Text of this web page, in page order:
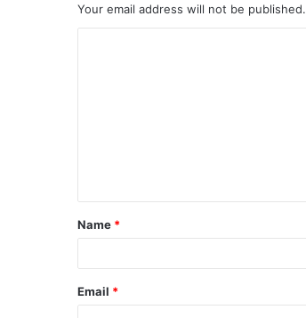
Your email address will not be published.
t
*
Name *
Email *